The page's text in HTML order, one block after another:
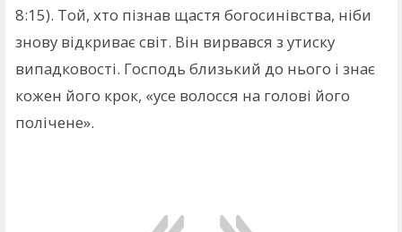
8:15). Той, хто пізнав щастя богосинівства, ніби
знову відкриває світ. Він вирвався з утиску
випадковості. Господь близький до нього і знає
кожен його крок, «усе волосся на голові його
полічене».